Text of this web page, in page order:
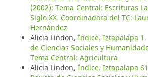
(2002): Tema Central: Escrituras
Siglo XX. Coordinadora del TC:
Hernández
Alicia Lindon, Índice. Iztapalapa 1.
de Ciencias Sociales y
Tema Central: Agricultura
Alicia Lindon, Índice. Iztapalapa 61